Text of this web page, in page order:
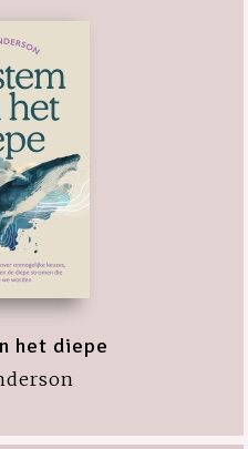
het diepe